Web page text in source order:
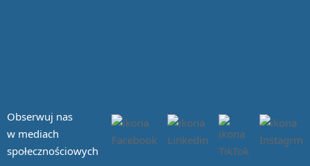
Obserwuj nas
w mediach
społecznościowych